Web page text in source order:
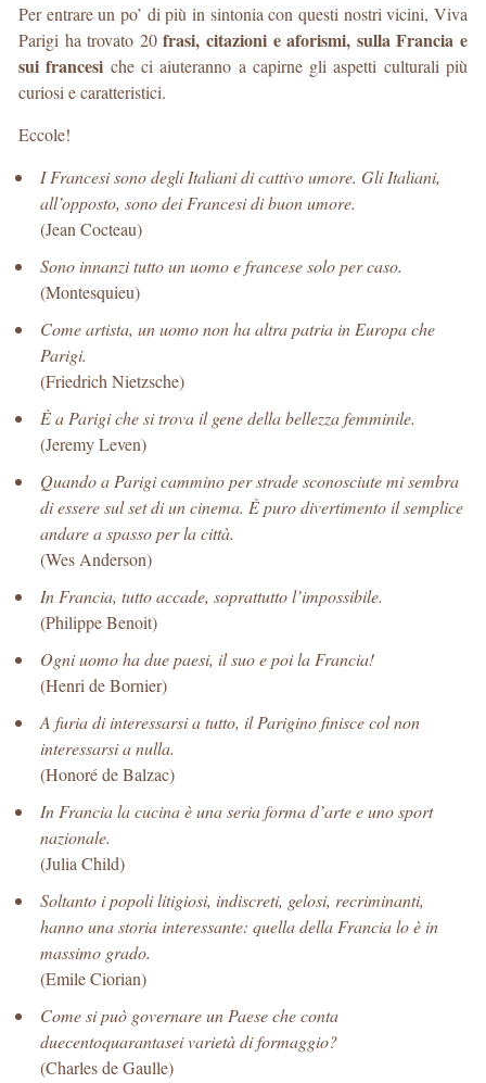
Per entrare un po’ di più in sintonia con questi nostri vicini, Viva
Parigi ha trovato 20frasi, citazioni e aforismi, sulla Francia e
sui francesi che ci aiuteranno a capirne gli aspetti culturali più
curiosi e caratteristici.
Eccole!
I Francesi sono degli Italiani di cattivo umore. Gli Italiani,
all’opposto, sono dei Francesi di buon umore.
(Jean Cocteau)
Sono innanzi tutto un uomo e francese solo per caso.
(Montesquieu)
Come artista, un uomo non ha altra patria in Europa che
Parigi.
(Friedrich Nietzsche)
È a Parigi che si trova il gene della bellezza femminile.
(Jeremy Leven)
Quando a Parigi cammino per strade sconosciute mi sembra
di essere sul set di un cinema. È puro divertimento il semplice
andare a spasso per la città.
(Wes Anderson)
In Francia, tutto accade, soprattutto l’impossibile.
(Philippe Benoit)
Ogni uomo ha due paesi, il suo e poi la Francia!
(Henri de Bornier)
A furia di interessarsi a tutto, il Parigino finisce col non
interessarsi a nulla.
(Honoré de Balzac)
In Francia la cucina è una seria forma d’arte e uno sport
nazionale.
(Julia Child)
Soltanto i popoli litigiosi, indiscreti, gelosi, recriminanti,
hanno una storia interessante: quella della Francia lo è in
massimo grado.
(Emile Ciorian)
Come si può governare un Paese che conta
duecentoquarantasei varietà di formaggio?
(Charles de Gaulle)